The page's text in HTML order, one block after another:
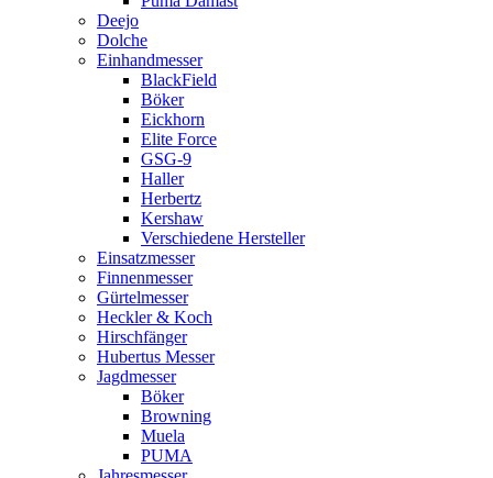
Deejo
Dolche
Einhandmesser
BlackField
Böker
Eickhorn
Elite Force
GSG-9
Haller
Herbertz
Kershaw
Verschiedene Hersteller
Einsatzmesser
Finnenmesser
Gürtelmesser
Heckler & Koch
Hirschfänger
Hubertus Messer
Jagdmesser
Böker
Browning
Muela
PUMA